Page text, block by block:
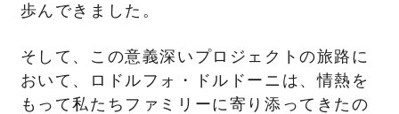
歩んできました。
そして、この意義深いプロジェクトの旅路に
おいて、ロドルフォ・ドルドーニは、情熱を
もって私たちファミリーに寄り添ってきたの